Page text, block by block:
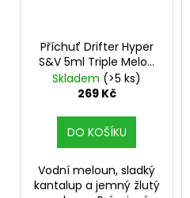
Příchuť Drifter Hyper
S&V 5ml Triple Melon
Ice
Skladem (>5 ks)
269 Kč
DO KOŠÍKU
Vodní meloun, sladký
kantalup a jemný žlutý